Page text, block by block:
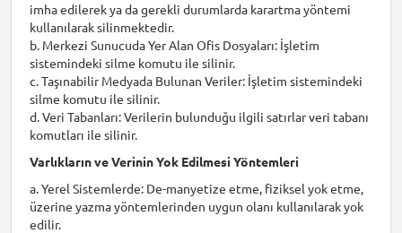
imha edilerek ya da gerekli durumlarda karartma yöntemi
kullanılarak silinmektedir.
b. Merkezi Sunucuda Yer Alan Ofis Dosyaları: İşletim
sistemindeki silme komutu ile silinir.
c. Taşınabilir Medyada Bulunan Veriler: İşletim sistemindeki
silme komutu ile silinir.
d. Veri Tabanları: Verilerin bulunduğu ilgili satırlar veri tabanı
komutları ile silinir.
Varlıkların ve Verinin Yok Edilmesi Yöntemleri
a. Yerel Sistemlerde: De-manyetize etme, fiziksel yok etme,
üzerine yazma yöntemlerinden uygun olanı kullanılarak yok
edilir.